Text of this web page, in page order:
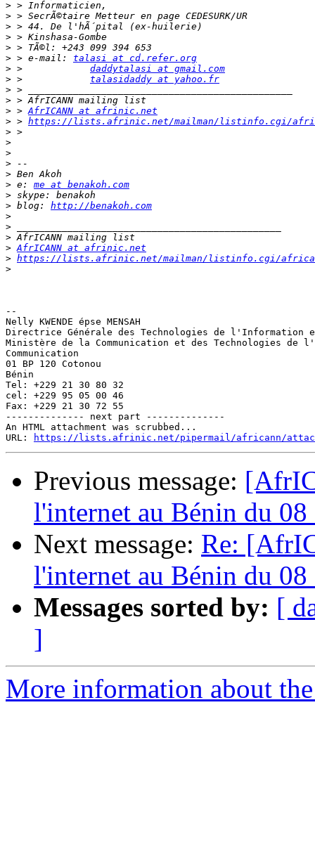
>
>
>
>
>
> > e-mail: talasi at cd.refer.org
> > daddytalasi at gmail.com
> > talasidaddy at yahoo.fr
>
>
> > AfrICANN at afrinic.net
> > https://lists.afrinic.net/mailman/listinfo.cgi/
>
>
>
>
>
> e: me at benakoh.com
>
> blog: http://benakoh.com
>
>
>
> AfrICANN at afrinic.net
> https://lists.afrinic.net/mailman/listinfo.cgi/
>
--
Nelly KWENDE épse MENSAH
Directrice Générale des Technologies de l'Information
Ministère de la Communication et des Technologies
Communication
01 BP 120 Cotonou
Bénin
Tel: +229 21 30 80 32
cel: +229 95 05 00 46
Fax: +229 21 30 72 55
-------------- next part --------------
An HTML attachment was scrubbed...
URL:
https://lists.afrinic.net/pipermail/africann/
Previous message:
l'internet au Bénin du
Next message: Re:
l'internet au Bénin du
Messages sorted by: [
]
More information about